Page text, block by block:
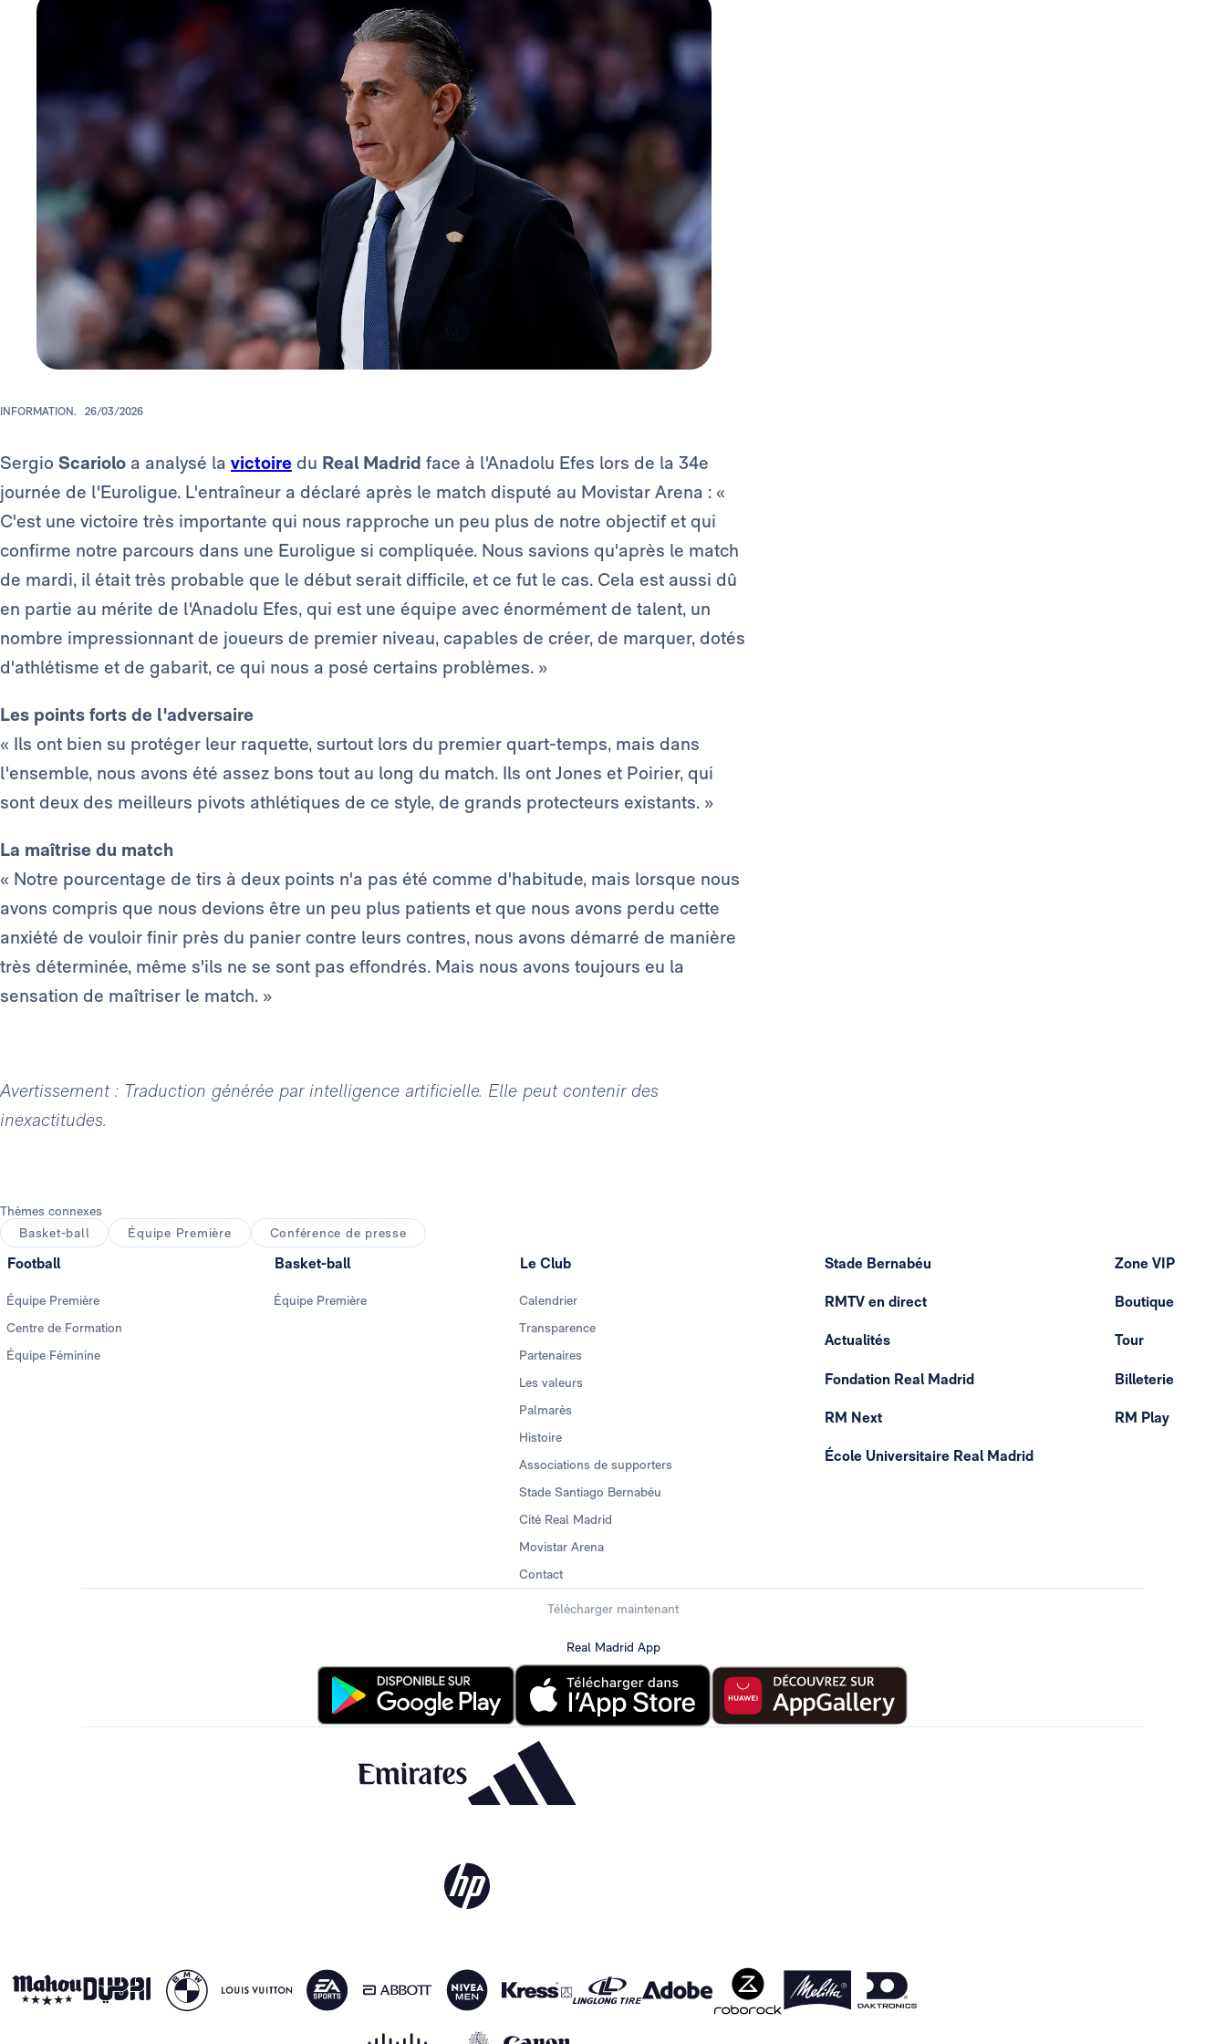
INFORMATION. 26/03/2026
Sergio Scariolo a analysé la victoire du Real Madrid face à l'Anadolu Efes lors de la 34e
journée de l'Euroligue. L'entraîneur a déclaré après le match disputé au Movistar Arena : «
C'est une victoire très importante qui nous rapproche un peu plus de notre objectif et qui
confirme notre parcours dans une Euroligue si compliquée. Nous savions qu'après le match
de mardi, il était très probable que le début serait difficile, et ce fut le cas. Cela est aussi dû
en partie au mérite de l'Anadolu Efes, qui est une équipe avec énormément de talent, un
nombre impressionnant de joueurs de premier niveau, capables de créer, de marquer, dotés
d'athlétisme et de gabarit, ce qui nous a posé certains problèmes. »
Les points forts de l'adversaire
« Ils ont bien su protéger leur raquette, surtout lors du premier quart-temps, mais dans
l'ensemble, nous avons été assez bons tout au long du match. Ils ont Jones et Poirier, qui
sont deux des meilleurs pivots athlétiques de ce style, de grands protecteurs existants. »
La maîtrise du match
« Notre pourcentage de tirs à deux points n'a pas été comme d'habitude, mais lorsque nous
avons compris que nous devions être un peu plus patients et que nous avons perdu cette
anxiété de vouloir finir près du panier contre leurs contres, nous avons démarré de manière
très déterminée, même s'ils ne se sont pas effondrés. Mais nous avons toujours eu la
sensation de maîtriser le match. »
Avertissement : Traduction générée par intelligence artificielle. Elle peut contenir des
inexactitudes.
Thèmes connexes
Basket-ball
Équipe Première Conférence de presse
Football
Équipe Première
Centre de Formation
Équipe Féminine
Basket-ball
Équipe Première
Le Club
Calendrier
Transparence
Partenaires
Les valeurs
Palmarès
Histoire
Associations de supporters
Stade Santiago Bernabéu
Cité Real Madrid
Movistar Arena
Contact
Stade Bernabéu
RMTV en direct
Actualités
Fondation Real Madrid
RM Next
École Universitaire Real Madrid
Zone VIP
Boutique
Tour
Billeterie
RM Play
Télécharger maintenant
Real Madrid App